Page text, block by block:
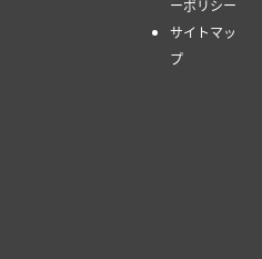
ーポリシー
サイトマッ
プ